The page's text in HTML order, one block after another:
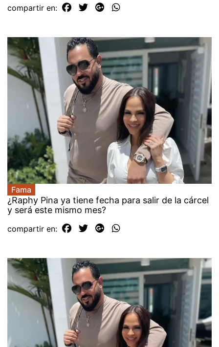
compartir en:
Fama
¿Raphy Pina ya tiene fecha para salir de la cárcel
y será este mismo mes?
compartir en: